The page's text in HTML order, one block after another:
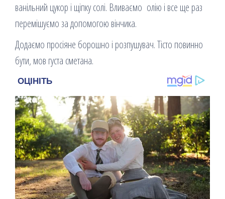
ванільний цукор і щіпку солі. Вливаємо олію і все ще раз
перемішуємо за допомогою вінчика.
Додаємо просіяне борошно і розпушувач. Тісто повинно
бути, мов густа сметана.